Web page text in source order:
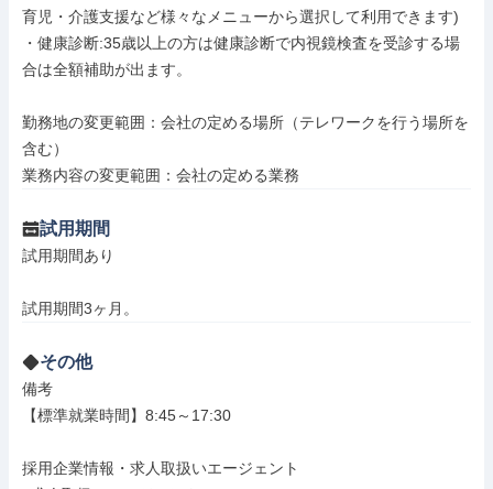
育児・介護支援など様々なメニューから選択して利用できます)
・健康診断:35歳以上の方は健康診断で内視鏡検査を受診する場
合は全額補助が出ます。
勤務地の変更範囲：会社の定める場所（テレワークを行う場所を
含む）
業務内容の変更範囲：会社の定める業務
試用期間
試用期間あり
試用期間3ヶ月。
その他
備考
【標準就業時間】8:45～17:30
採用企業情報・求人取扱いエージェント